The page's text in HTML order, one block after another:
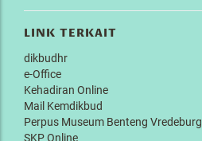
LINK TERKAIT
dikbudhr
e-Office
Kehadiran Online
Mail Kemdikbud
Perpus Museum Benteng Vredeburg
SKP Online